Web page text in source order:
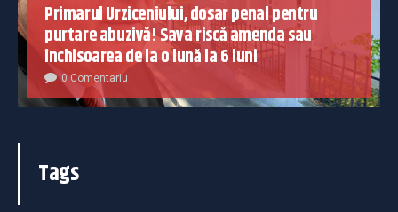
Primarul Urziceniului, dosar penal pentru
purtare abuzivă! Sava riscă amenda sau
închisoarea de la o lună la 6 luni
0 Comentariu
Tags